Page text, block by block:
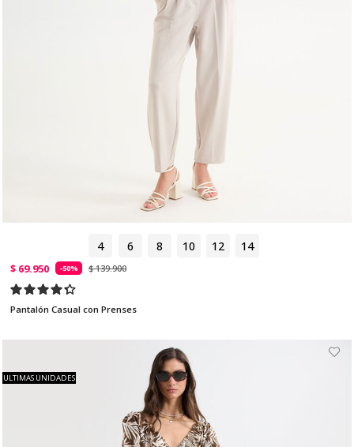
4 6 8 10 12 14
$ 69.950 -50% $ 139.900
Pantalón Casual con Prenses
ULTIMAS UNIDADES